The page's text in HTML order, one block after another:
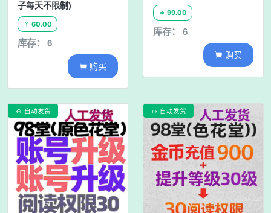
子每天不限制)
 60.00
库存： 6
 购买
 99.00
库存： 6
 购买
 自动发货  自动发货